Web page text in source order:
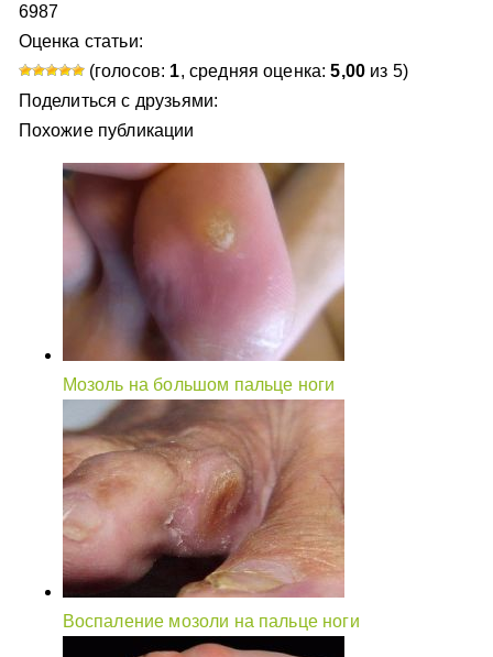
6987
Оценка статьи:
(голосов: 1, средняя оценка:5,00 из 5)
Поделиться с друзьями:
Похожие публикации
Мозоль на большом пальце ноги
Воспаление мозоли на пальце ноги